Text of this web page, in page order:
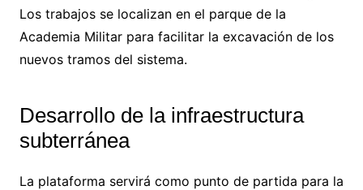
Los trabajos se localizan en el parque de la
Academia Militar para facilitar la excavación de los
nuevos tramos del sistema.
Desarrollo de la infraestructura
subterránea
La plataforma servirá como punto de partida para la